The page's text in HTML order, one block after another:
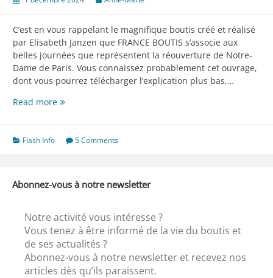
C’est en vous rappelant le magnifique boutis créé et réalisé
par Elisabeth Janzen que FRANCE BOUTIS s’associe aux
belles journées que représentent la réouverture de Notre-
Dame de Paris. Vous connaissez probablement cet ouvrage,
dont vous pourrez télécharger l’explication plus bas,…
Read moreNotre
Paris
Flash Info 5 Comments
Abonnez-vous à notre newsletter
Notre activité vous intéresse ?
Vous tenez à être informé de la vie du boutis et
de ses actualités ?
Abonnez-vous à notre newsletter et recevez nos
articles dès qu’ils paraissent.